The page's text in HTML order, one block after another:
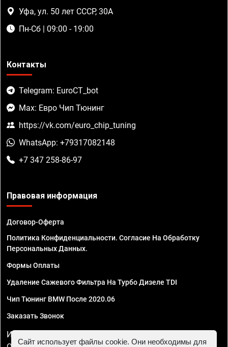
Уфа, ул. 50 лет СССР, 30А
Пн-Сб | 09:00 - 19:00
Контакты
Telegram: EuroCT_bot
Max: Евро Чип Тюнинг
https://vk.com/euro_chip_tuning
WhatsApp: +79317082148
+7 347 258-86-97
Правовая информация
Договор-Оферта
Политика Конфиденциальности. Согласие На Обработку
Персональных Данных.
Формы Оплаты
Удаление Сажевого Фильтра На Турбо Дизеле TDI
Чип Тюнинг BMW После 2020.06
Заказать Звонок
ИП Смирнов Георгий Павлович. ИНН 781302555843,
Сайт использует файлы cookie. Они необходимы для